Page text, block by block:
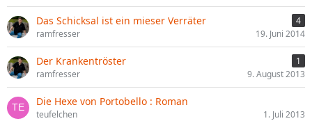
Das Schicksal ist ein mieser Verräter
4
ramfresser
19. Juni 2014
Der Krankentröster
1
ramfresser
9. August 2013
Die Hexe von Portobello : Roman
teufelchen 1. Juli 2013